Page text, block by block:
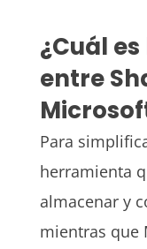
¿Cuál
entre
Para
herramienta
almacenar y
mientras que